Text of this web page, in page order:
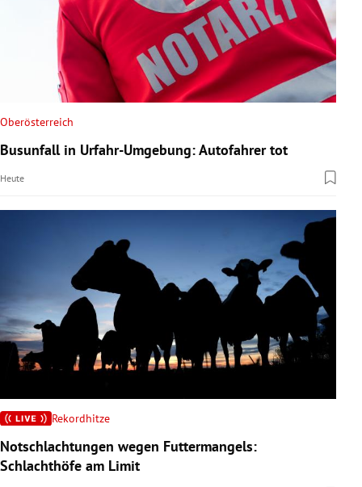
Oberösterreich
Busunfall in Urfahr-Umgebung: Autofahrer tot
Heute
Rekordhitze
Notschlachtungen wegen Futtermangels:
Schlachthöfe am Limit